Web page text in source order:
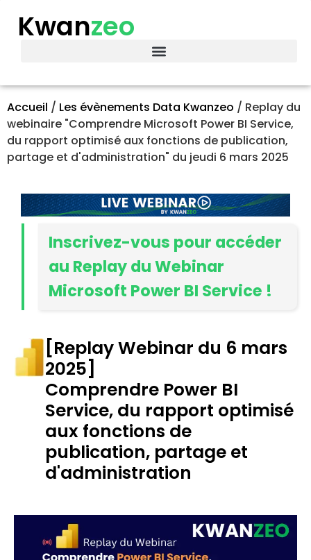
Kwanzeo
Accueil / Les évènements Data Kwanzeo / Replay du
webinaire "Comprendre Microsoft Power BI Service,
du rapport optimisé aux fonctions de publication,
partage et d'administration" du jeudi 6 mars 2025
Inscrivez-vous pour accéder
au Replay du Webinar
Microsoft Power BI Service !
[Replay Webinar du 6 mars
2025]
Comprendre Power BI
Service, du rapport optimisé
aux fonctions de
publication, partage et
d'administration